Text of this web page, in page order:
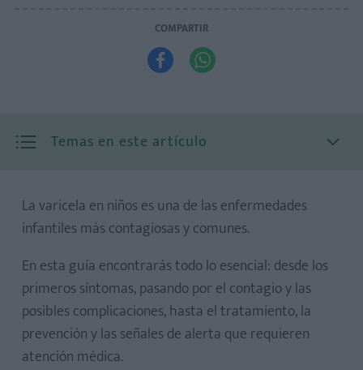
COMPARTIR
 
Temas en este artículo
La varicela en niños es una de las enfermedades
infantiles más contagiosas y comunes.
En esta guía encontrarás todo lo esencial: desde los
primeros síntomas, pasando por el contagio y las
posibles complicaciones, hasta el tratamiento, la
prevención y las señales de alerta que requieren
atención médica.